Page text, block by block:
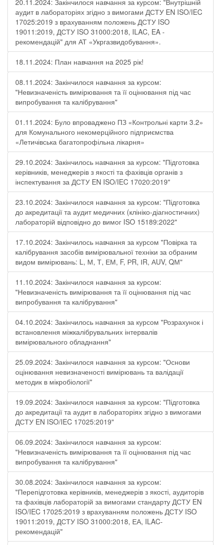
20.11.2024: Закінчилося навчання за курсом: "Внутрішній
аудит в лабораторіях згідно з вимогами ДСТУ EN ISO/IEC
17025:2019 з врахуванням положень ДСТУ ISO
19011:2019, ДСТУ ISO 31000:2018, ILAC, EA -
рекомендацій" для АТ «Укргазвидобування».
18.11.2024: План навчання на 2025 рік!
08.11.2024: Закінчилося навчання за курсом:
"Невизначеність вимірювання та її оцінювання під час
випробування та калібрування"
01.11.2024: Було впроваджено ПЗ «Контрольні карти 3.2»
для Комунального некомерційного підприємства
«Летичівська багатопрофільна лікарня»
29.10.2024: Закінчилось навчання за курсом: "Підготовка
керівників, менеджерів з якості та фахівців органів з
інспектування за ДСТУ EN ISO/IEC 17020:2019"
23.10.2024: Закінчилося навчання за курсом: "Підготовка
до акредитації та аудит медичних (клініко-діагностичних)
лабораторій відповідно до вимог ISO 15189:2022"
17.10.2024: Закінчилось навчання за курсом "Повірка та
калібрування засобів вимірювальної техніки за обраним
видом вимірювань: L, М, Т, ЕМ, F, РR, ІR, АUV, QМ"
11.10.2024: Закінчилося навчання за курсом:
"Невизначеність вимірювання та її оцінювання під час
випробування та калібрування"
04.10.2024: Закінчилось навчання за курсом "Розрахунок і
встановлення міжкалібрувальних інтервалів
вимірювального обладнання"
25.09.2024: Закінчилося навчання за курсом: "Основи
оцінювання невизначеності вимірювань та валідації
методик в мікробіології"
19.09.2024: Закінчилося навчання за курсом: "Підготовка
до акредитації та аудит в лабораторіях згідно з вимогами
ДСТУ EN ISO/IEC 17025:2019"
06.09.2024: Закінчилося навчання за курсом:
"Невизначеність вимірювання та її оцінювання під час
випробування та калібрування"
30.08.2024: Закінчилося навчання за курсом:
"Перепідготовка керівників, менеджерів з якості, аудиторів
та фахівців лабораторій за вимогами стандарту ДСТУ EN
ISO/IEC 17025:2019 з врахуванням положень ДСТУ ISO
19011:2019, ДСТУ ISO 31000:2018, ЕА, ILAC-
рекомендацій"